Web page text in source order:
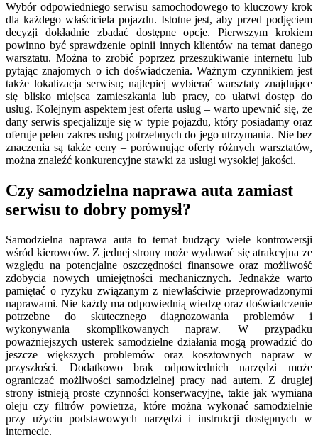
Wybór odpowiedniego serwisu samochodowego to kluczowy krok
dla każdego właściciela pojazdu. Istotne jest, aby przed podjęciem
decyzji dokładnie zbadać dostępne opcje. Pierwszym krokiem
powinno być sprawdzenie opinii innych klientów na temat danego
warsztatu. Można to zrobić poprzez przeszukiwanie internetu lub
pytając znajomych o ich doświadczenia. Ważnym czynnikiem jest
także lokalizacja serwisu; najlepiej wybierać warsztaty znajdujące
się blisko miejsca zamieszkania lub pracy, co ułatwi dostęp do
usług. Kolejnym aspektem jest oferta usług – warto upewnić się, że
dany serwis specjalizuje się w typie pojazdu, który posiadamy oraz
oferuje pełen zakres usług potrzebnych do jego utrzymania. Nie bez
znaczenia są także ceny – porównując oferty różnych warsztatów,
można znaleźć konkurencyjne stawki za usługi wysokiej jakości.
Czy samodzielna naprawa auta zamiast
serwisu to dobry pomysł?
Samodzielna naprawa auta to temat budzący wiele kontrowersji
wśród kierowców. Z jednej strony może wydawać się atrakcyjna ze
względu na potencjalne oszczędności finansowe oraz możliwość
zdobycia nowych umiejętności mechanicznych. Jednakże warto
pamiętać o ryzyku związanym z niewłaściwie przeprowadzonymi
naprawami. Nie każdy ma odpowiednią wiedzę oraz doświadczenie
potrzebne do skutecznego diagnozowania problemów i
wykonywania skomplikowanych napraw. W przypadku
poważniejszych usterek samodzielne działania mogą prowadzić do
jeszcze większych problemów oraz kosztownych napraw w
przyszłości. Dodatkowo brak odpowiednich narzędzi może
ograniczać możliwości samodzielnej pracy nad autem. Z drugiej
strony istnieją proste czynności konserwacyjne, takie jak wymiana
oleju czy filtrów powietrza, które można wykonać samodzielnie
przy użyciu podstawowych narzędzi i instrukcji dostępnych w
internecie.